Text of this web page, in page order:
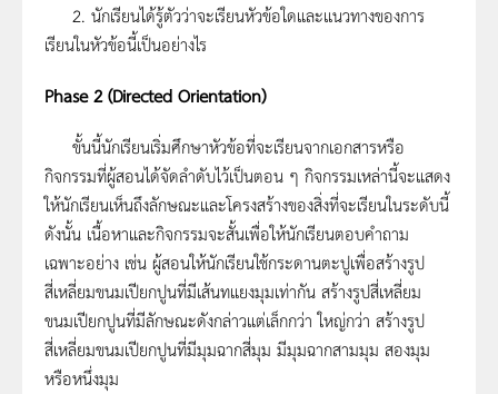
2. นักเรียนได้รู้ตัวว่าจะเรียนหัวข้อใดและแนวทางของการ
เรียนในหัวข้อนี้เป็นอย่างไร
Phase 2 (Directed Orientation)
ขั้นนี้นักเรียนเริ่มศึกษาหัวข้อที่จะเรียนจากเอกสารหรือ
กิจกรรมที่ผู้สอนได้จัดลำดับไว้เป็นตอน ๆ กิจกรรมเหล่านี้จะแสดง
ให้นักเรียนเห็นถึงลักษณะและโครงสร้างของสิ่งที่จะเรียนในระดับนี้
ดังนั้น เนื้อหาและกิจกรรมจะสั้นเพื่อให้นักเรียนตอบคำถาม
เฉพาะอย่าง เช่น ผู้สอนให้นักเรียนใช้กระดานตะปูเพื่อสร้างรูป
สี่เหลี่ยมขนมเปียกปูนที่มีเส้นทแยงมุมเท่ากัน สร้างรูปสี่เหลี่ยม
ขนมเปียกปูนที่มีลักษณะดังกล่าวแต่เล็กกว่า ใหญ่กว่า สร้างรูป
สี่เหลี่ยมขนมเปียกปูนที่มีมุมฉากสี่มุม มีมุมฉากสามมุม สองมุม
หรือหนึ่งมุม